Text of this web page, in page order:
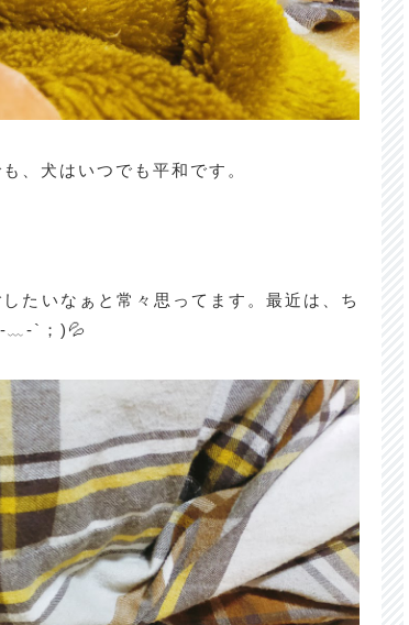
、犬はいつでも平和です。
たいなぁと常々思ってます。最近は、ち
﹏-`；)💦